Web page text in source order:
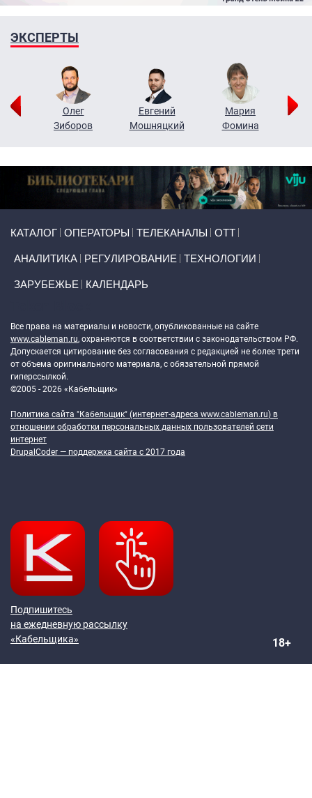
ЭКСПЕРТЫ
Олег
Зиборов
Евгений
Мошняцкий
Мария
Фомина
КАТАЛОГ ОПЕРАТОРЫ ТЕЛЕКАНАЛЫ ОТТ
АНАЛИТИКА РЕГУЛИРОВАНИЕ ТЕХНОЛОГИИ
ЗАРУБЕЖЬЕ КАЛЕНДАРЬ
Все права на материалы и новости, опубликованные на сайте
www.cableman.ru, охраняются в соответствии с законодательством РФ.
Допускается цитирование без согласования с редакцией не более трети
от объема оригинального материала, с обязательной прямой
гиперссылкой.
©2005 - 2026 «Кабельщик»
Политика сайта "Кабельщик" (интернет-адреса www.cableman.ru) в
отношении обработки персональных данных пользователей сети
интернет
DrupalCoder — поддержка сайта c 2017 года
Подпишитесь
на ежедневную рассылку
«Кабельщика»